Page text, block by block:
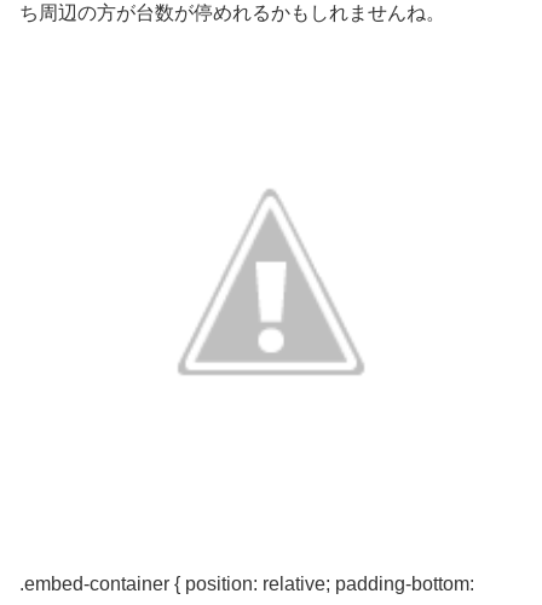
ち周辺の方が台数が停めれるかもしれませんね。
.embed-container { position: relative; padding-bottom: